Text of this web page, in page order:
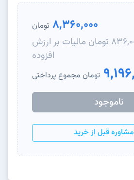
8,360,000 تومان
+ 836,000 تومان مالیات بر ارزش
افزوده
تومان مجموع پرداختی
ناموجود
مشاوره قبل از خرید